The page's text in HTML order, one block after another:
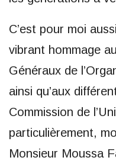
C’est pour moi
vibrant hommage
Généraux de
ainsi qu’aux
Commission de
particulièrement,
Monsieur Moussa